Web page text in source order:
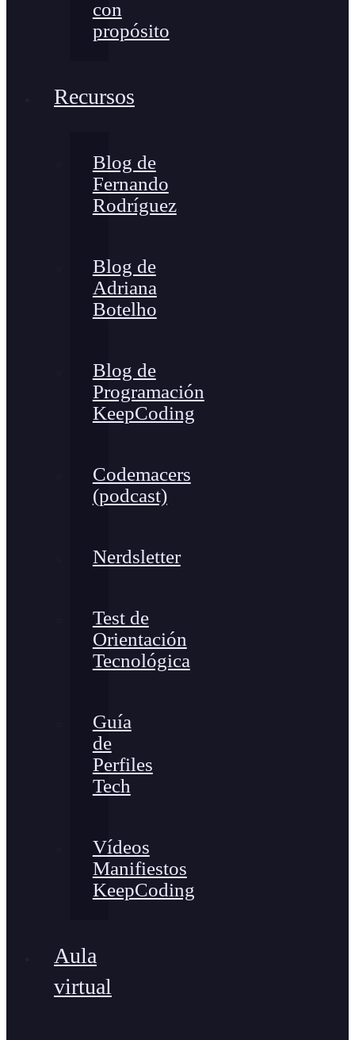
con
propósito
Recursos
Blog de
Fernando
Rodríguez
Blog de
Adriana
Botelho
Blog de
Programación
KeepCoding
Codemacers
(podcast)
Nerdsletter
Test de
Orientación
Tecnológica
Guía
de
Perfiles
Tech
Vídeos
Manifiestos
KeepCoding
Aula
virtual